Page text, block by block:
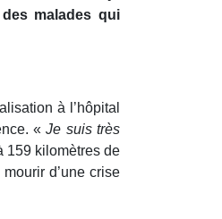
malades qui
à l’hôpital
«Je suis très
159 kilomètres de
d’une crise